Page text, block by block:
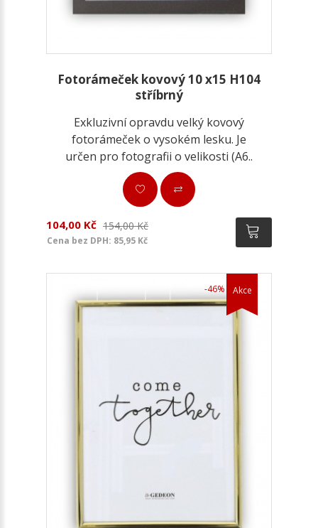
Fotorámeček kovový 10 x15 H104
stříbrný
Exkluzivní opravdu velký kovový
fotorámeček o vysokém lesku. Je
určen pro fotografii o velikosti (A6..
104,00 Kč 154,00 Kč
Cena bez DPH: 85,95 Kč
Akce
-46%